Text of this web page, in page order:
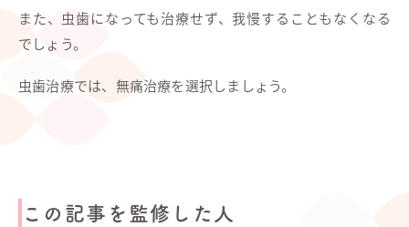
また、虫歯になっても治療せず、我慢することもなくなる
でしょう。
虫歯治療では、無痛治療を選択しましょう。
この記事を監修した人